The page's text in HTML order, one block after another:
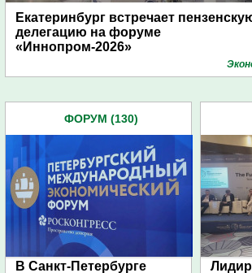
Екатеринбург встречает
делегацию на форуме
«Иннопром-2026»
ФОРУМ (130)
В Санкт-Петербурге